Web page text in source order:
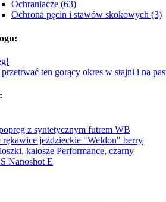
Ochraniacze (63)
Ochrona pęcin i stawów skokowych (3)
ten gorący okres w stajni i na
z syntetycznym futrem WB
jeżdzieckie "Weldon" berry
kalosze Performance, czarny
Nanoshot E